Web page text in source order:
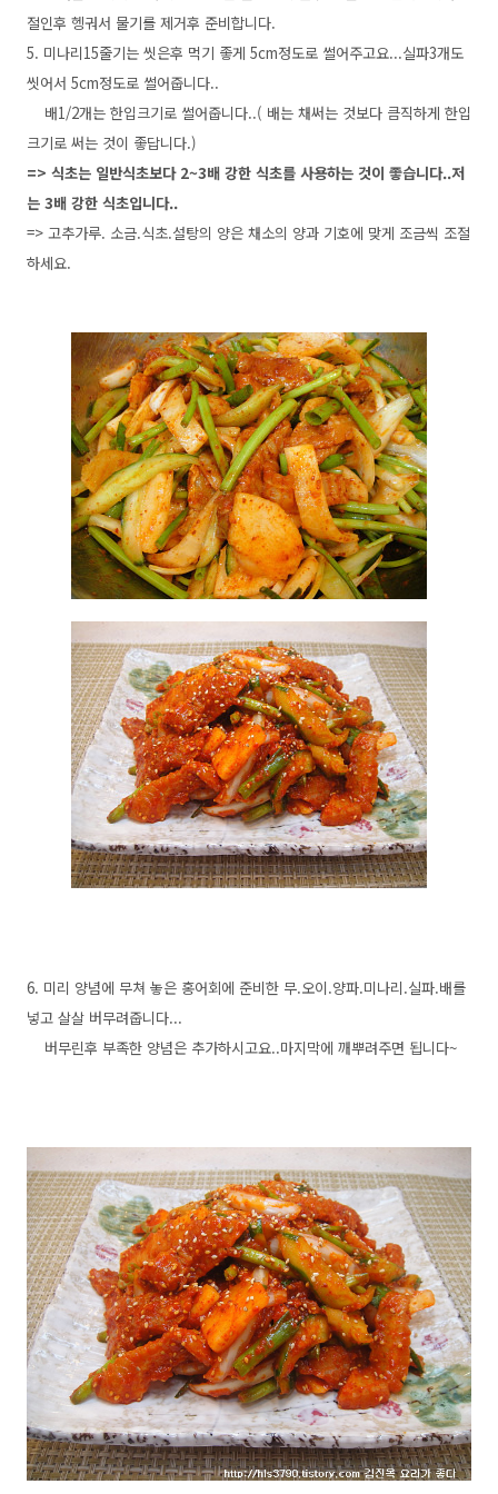
절인후 헹궈서 물기를 제거후 준비합니다.
5. 미나리15줄기는 씻은후 먹기 좋게 5cm정도로 썰어주고요...실파3개도
씻어서 5cm정도로 썰어줍니다..
배1/2개는 한입크기로 썰어줍니다..( 배는 채써는 것보다 큼직하게 한입
크기로 써는 것이 좋답니다.)
=> 식초는 일반식초보다 2~3배 강한 식초를 사용하는 것이 좋습니다..저
는 3배 강한 식초입니다..
=> 고추가루. 소금.식초.설탕의 양은 채소의 양과 기호에 맞게 조금씩 조절
하세요.
6. 미리 양념에 무쳐 놓은 홍어회에 준비한 무.오이.양파.미나리.실파.배를
넣고 살살 버무려줍니다...
버무린후 부족한 양념은 추가하시고요..마지막에 깨뿌려주면 됩니다~